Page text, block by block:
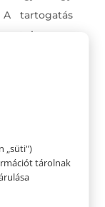
tartogatás
az
olyan
nem
Legyen
„süti")
tárolnak